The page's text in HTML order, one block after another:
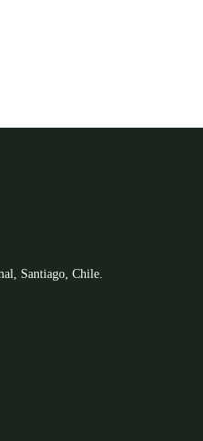
Santiago, Chile.